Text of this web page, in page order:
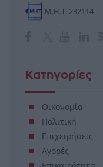
Μ.Η.Τ. 232114
Κατηγορίες
Οικονομία
Πολιτική
Επιχειρήσεις
Αγορές